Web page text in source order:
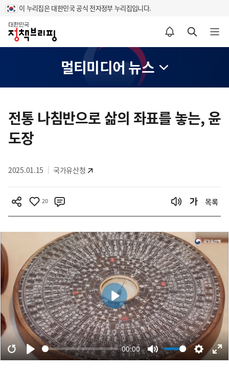
이 누리집은 대한민국 공식 전자정부 누리집입니다.
홈
알림설정 바로가기 검색 바로가기 메뉴 열기
멀티미디어 뉴스
텐
츠
영
전통 나침반으로 삶의 좌표를 놓는, 윤
도장
2025.01.15 국가유산청
20 목록